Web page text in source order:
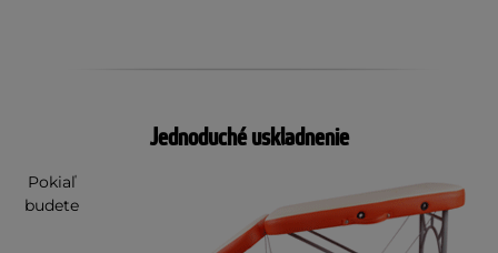
Jednoduché uskladnenie
Pokiaľ
budete